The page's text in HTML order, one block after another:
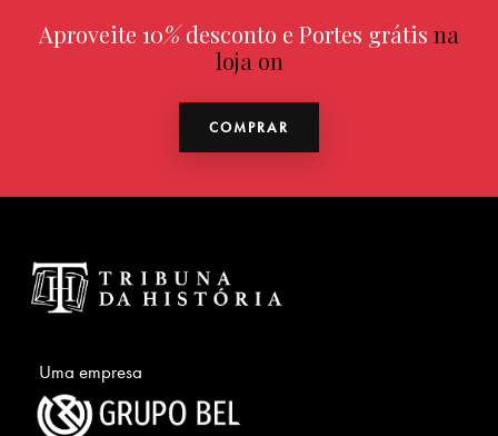
Aproveite 10%desconto e Portes grátis na
loja online
COMPRAR
Uma empresa